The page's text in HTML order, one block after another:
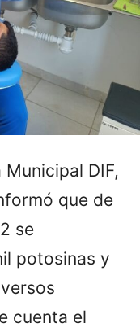
DIF,
que de
se
potosinas y
cuenta el